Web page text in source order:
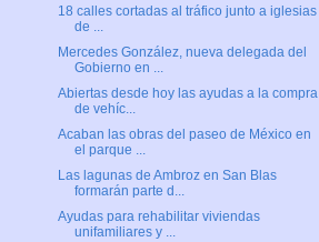
18 calles cortadas al tráfico junto a iglesias
de ...
Mercedes González, nueva delegada del
Gobierno en ...
Abiertas desde hoy las ayudas a la compra
de vehíc...
Acaban las obras del paseo de México en
el parque ...
Las lagunas de Ambroz en San Blas
formarán parte d...
Ayudas para rehabilitar viviendas
unifamiliares y ...